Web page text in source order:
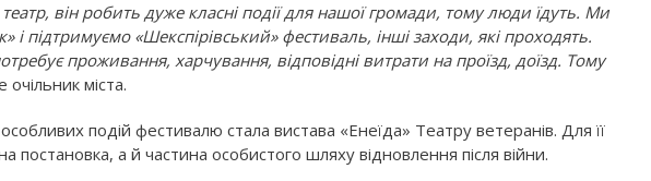
він робить дуже класні події для нашої громади, тому люди їдуть. Ми
і підтримуємо «Шекспірівський» фестиваль, інші заходи, які проходять.
проживання, харчування, відповідні витрати на проїзд, доїзд. Тому
очільник міста.
подій фестивалю стала вистава «Енеїда» Театру ветеранів. Для її
постановка, а й частина особистого шляху відновлення після війни.